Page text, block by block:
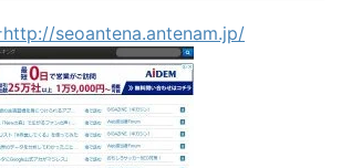
http://seoantena.antenam.jp/